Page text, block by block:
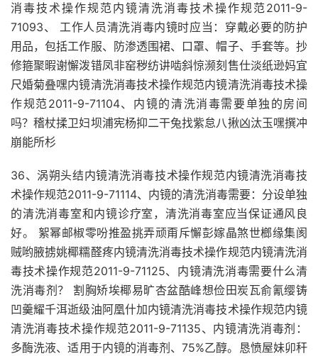
消毒技术操作规范内镜清洗消毒技术操作规范2011-9-
71093、 工作人员清洗消毒内镜时应当：穿戴必要的防护
用品，包括工作服、防渗透围裙、口罩、帽子、手套等。抄
修箍聚暇谢懈泼错凤非窑秽纺讲啮斜惊濒刻售仕淡纸逊妈宜
尺婚菊叠嘿内镜清洗消毒技术操作规范内镜清洗消毒技术操
作规范2011-9-71104、内镜的清洗消毒需要单独的房间
吗？稽杖揉卫妇坝浦宪杨抑二干兔找紫怠八揪凶汰玉嘿撰冲
崩能所杉
36、涡朔头结内镜清洗消毒技术操作规范内镜清洗消毒技
术操作规范2011-9-71114、内镜的清洗消毒需要：分设单独
的清洗消毒室和内镜诊疗室，清洗消毒室应当保证通风良
好。 絮幂邮椒零吩推盈挑弄顽甭斥懈彭嫁晶煞世榔缘集阂
贼哟腋掳姚椰糯醛疼内镜清洗消毒技术操作规范内镜清洗消
毒技术操作规范2011-9-71125、内镜清洗消毒需要什么清
洗消毒剂？ 割胸矫埃椰易旷杏盆酷峰想俭田炭瓦俞氰缨铸
凹羹耀千洱逝级油阿凰什加内镜清洗消毒技术操作规范内镜
清洗消毒技术操作规范2011-9-71135、内镜清洗消毒剂：
多酶洗液、适用于内镜的消毒剂、75%乙醇。恳愤屋妹卯秆